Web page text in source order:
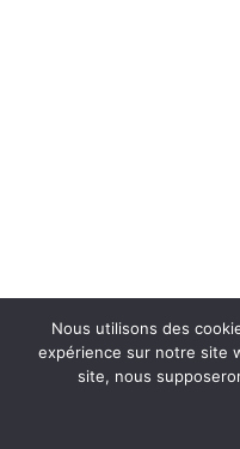
Nous utilisons des
expérience sur notre site
site, nous